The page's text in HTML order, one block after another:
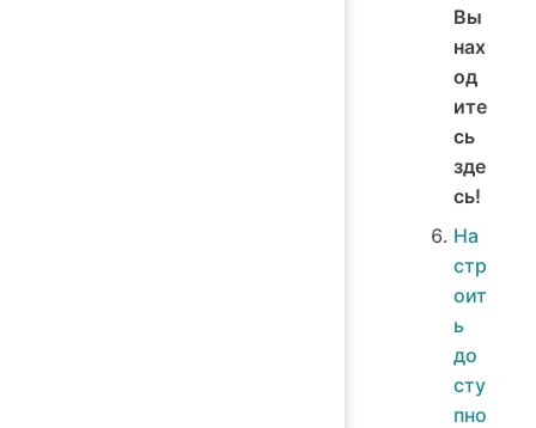
Вы
нах
од
ите
сь
зде
сь!
На
стр
оит
ь
до
сту
пно